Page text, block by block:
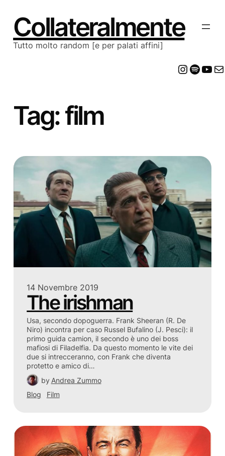
contenuto
Collateralmente
Tutto molto random [e per palati affini]
Tag:film
14 Novembre 2019
The irishman
Usa, secondo dopoguerra. Frank Sheeran (R. De
Niro) incontra per caso Russel Bufalino (J. Pesci): il
primo guida camion, il secondo è uno dei boss
mafiosi di Filadelfia. Da questo momento le vite dei
due si intrecceranno, con Frank che diventa
protetto e amico di…
by Andrea Zummo
Blog
Film